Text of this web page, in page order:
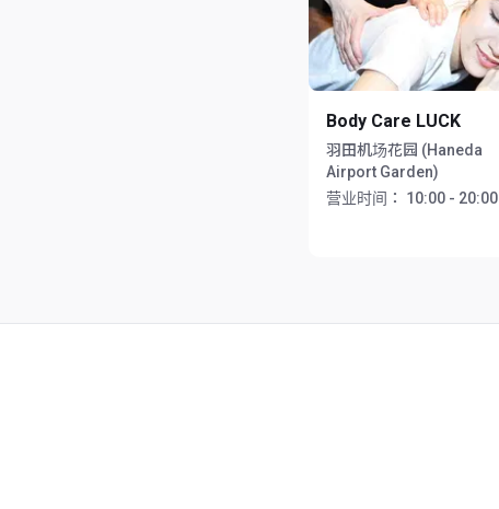
Body Care LUCK
羽田机场花园 (Haneda
Airport Garden)
营业时间：
10:00 - 20:00